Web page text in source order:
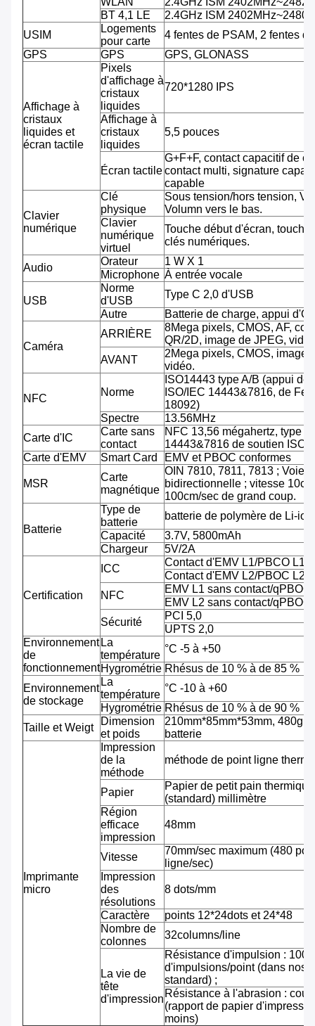
BT 4,1 LE
2.4GHz ISM
USIM
Logements
pour carte
4 fentes de PSAM, 2 fentes
GPS
GPS GPS, GLONASS
Affichage à
cristaux
liquides et
écran tactile
Pixels
d'affichage à
cristaux
liquides
720*1280 IPS
Affichage à
cristaux
liquides
5,5 pouces
Écran tactile
G+F+F, contact capacitif de
contact multi, signature
capable
Clavier
numérique
Clé
physique
Sous tension/hors tension,
Volumn vers le bas.
Clavier
numérique
virtuel
Touche début d'écran, touche
clés numériques.
Audio
Orateur
1 W X 1
Microphone À entrée vocale
USB
Norme
d'USB
Type C 2,0 d'USB
Autre
Batterie de charge, appui
Caméra
ARRIÈRE
8Mega pixels, CMOS, AF,
QR/2D, image de JPEG,
AVANT
2Mega pixels, CMOS, image
vidéo.
NFC
Norme
ISO14443 type A/B (appui de
ISO/IEC 14443&7816, de
18092)
Spectre
13.56MHz
Carte d'IC
Carte sans
contact
NFC 13,56 mégahertz, type
14443&7816 de soutien ISO/
Carte d'EMV
Smart Card EMV et PBOC conformes
MSR
Carte
magnétique
OIN 7810, 7811, 7813 ; Voie
bidirectionnelle ; vitesse
100cm/sec de grand coup.
Batterie
Type de
batterie
batterie de polymère de Li-ion
Capacité
3.7V, 5800mAh
Chargeur
5V/2A
Certification
ICC
Contact d'EMV L1/PBCO L1
Contact d'EMV L2/PBOC L2
NFC
EMV L1 sans contact/qPBOC
EMV L2 sans contact/qPBOC
Sécurité
PCI 5,0
UPTS 2,0
Environnement
de
fonctionnement
La
température
°C -5 à +50
Hygrométrie Rhésus de 10 % à de 85 %
Environnement
de stockage
La
température
°C -10 à +60
Hygrométrie Rhésus de 10 % à de 90 %
Taille et Weigt
Dimension
et poids
210mm*85mm*53mm, 480g
batterie
Imprimante
micro
Impression
de la
méthode
méthode de point ligne
Papier
Papier de petit pain
(standard) millimètre
Région
efficace
impression
48mm
Vitesse
70mm/sec maximum (480
ligne/sec)
Impression
des
résolutions
8 dots/mm
Caractère
points 12*24dots et 24*48
Nombre de
colonnes
32columns/line
La vie de
tête
d'impression
Résistance d'impulsion : 100
d'impulsions/point (dans nos
standard) ;
Résistance à l'abrasion :
(rapport de papier
moins)